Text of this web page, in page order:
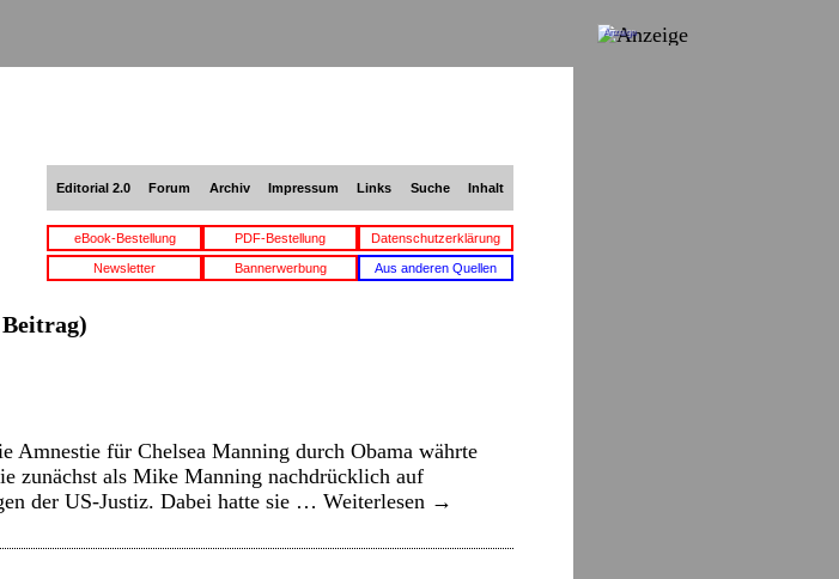
Editorial 2.0 Forum Archiv Impressum Links Suche Inhalt
eBook-Bestellung PDF-Bestellung Datenschutzerklärung
Newsletter Bannerwerbung Aus anderen Quellen
Amnestie für Chelsea Manning durch Obama währte
zunächst als Mike Manning nachdrücklich auf
der US-Justiz. Dabei hatte sie … Weiterlesen →
Anzeige